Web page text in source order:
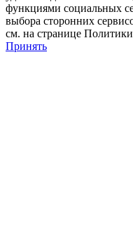
функциями социальных
выбора сторонних
см. на странице
Принять